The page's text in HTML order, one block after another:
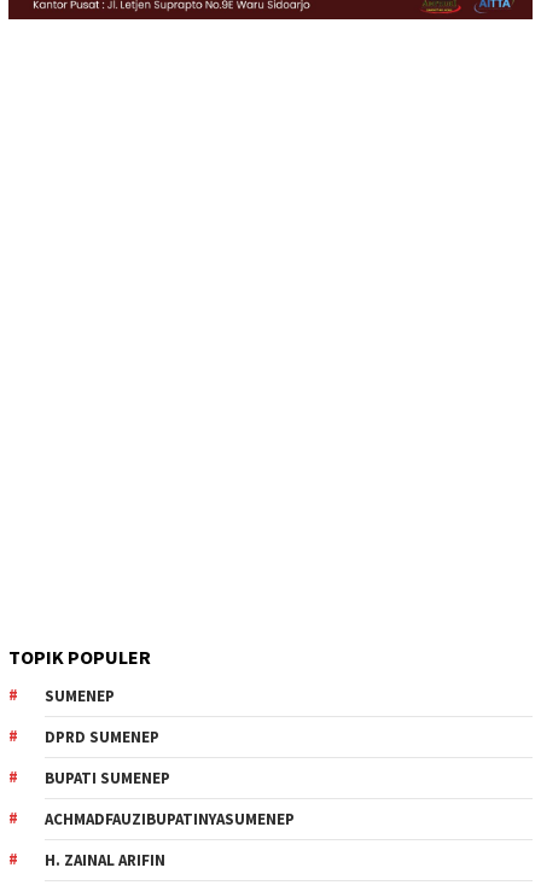
TOPIK POPULER
SUMENEP
DPRD SUMENEP
BUPATI SUMENEP
ACHMADFAUZIBUPATINYASUMENEP
H. ZAINAL ARIFIN